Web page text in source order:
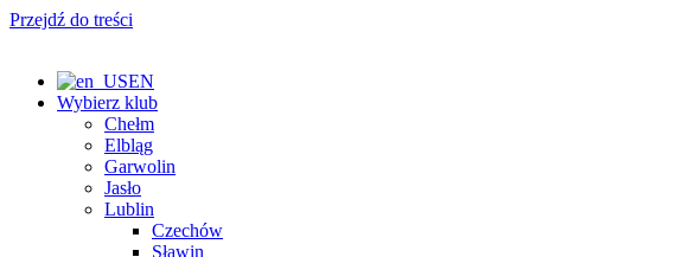
Przejdź do treści
EN
Wybierz klub
Chełm
Elbląg
Garwolin
Jasło
Lublin
Czechów
Sławin